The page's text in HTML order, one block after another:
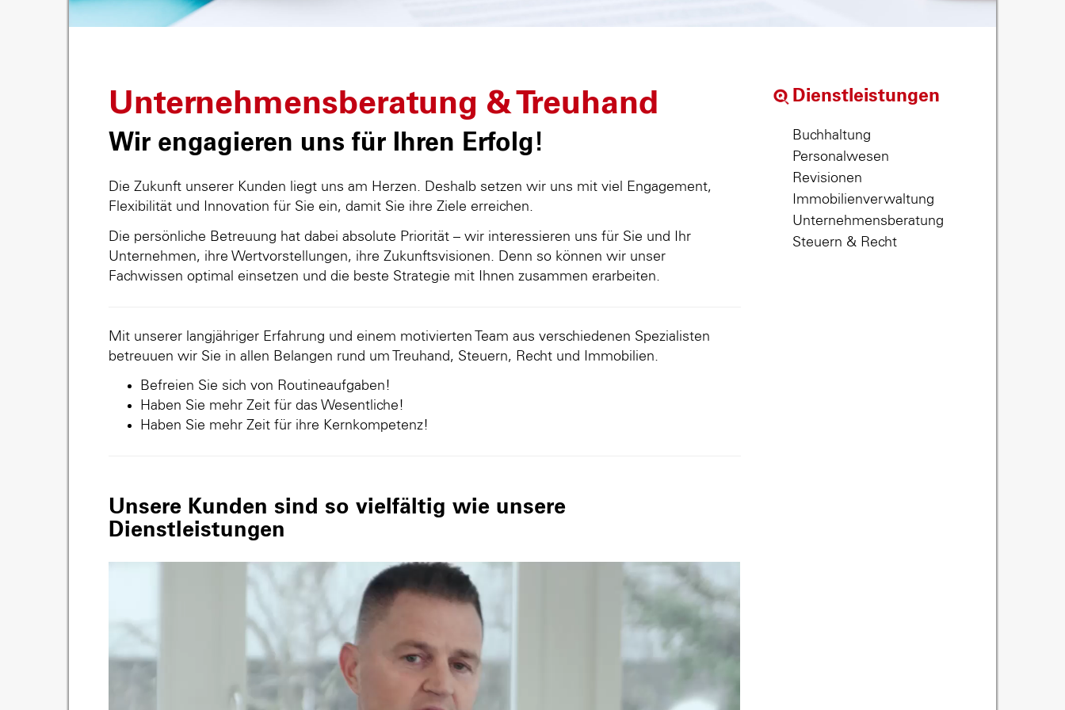
Unternehmensberatung & Treuhand
Wir engagieren uns für Ihren Erfolg!
Die Zukunft unserer Kunden liegt uns am Herzen. Deshalb setzen wir uns mit viel Engagement,
Flexibilität und Innovation für Sie ein, damit Sie ihre Ziele erreichen.
Die persönliche Betreuung hat dabei absolute Priorität – wir interessieren uns für Sie und Ihr
Unternehmen, ihre Wertvorstellungen, ihre Zukunftsvisionen. Denn so können wir unser
Fachwissen optimal einsetzen und die beste Strategie mit Ihnen zusammen erarbeiten.
Mit unserer langjähriger Erfahrung und einem motivierten Team aus verschiedenen Spezialisten
betreuuen wir Sie in allen Belangen rund um Treuhand, Steuern, Recht und Immobilien.
Befreien Sie sich von Routineaufgaben!
Haben Sie mehr Zeit für das Wesentliche!
Haben Sie mehr Zeit für ihre Kernkompetenz!
Unsere Kunden sind so vielfältig wie unsere
Dienstleistungen
Dienstleistungen
Buchhaltung
Personalwesen
Revisionen
Immobilienverwaltung
Unternehmensberatung
Steuern & Recht